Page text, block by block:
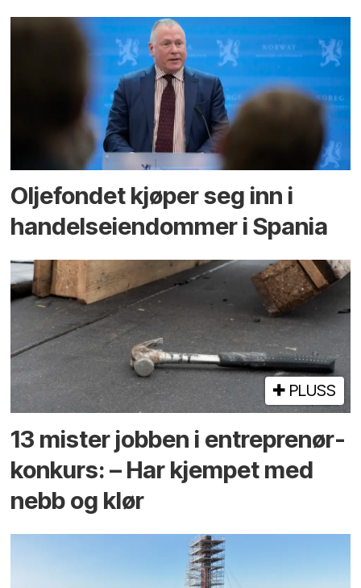
Oljefondet kjøper seg inn i
handels­eiendommer i Spania
PLUSS
13 mister jobben i entreprenør­
konkurs: – Har kjempet med
nebb og klør